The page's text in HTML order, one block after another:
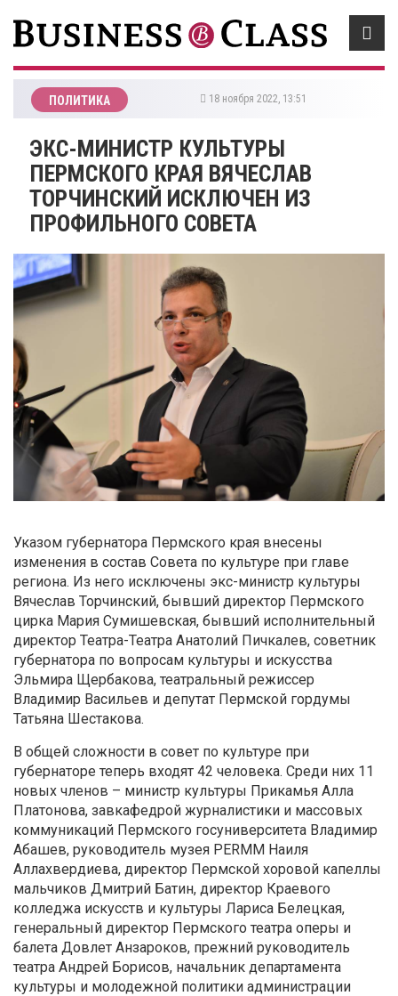
ПОЛИТИКА 18 ноября 2022, 13:51
​ЭКС-МИНИСТР КУЛЬТУРЫ
ПЕРМСКОГО КРАЯ ВЯЧЕСЛАВ
ТОРЧИНСКИЙ ИСКЛЮЧЕН ИЗ
ПРОФИЛЬНОГО СОВЕТА
Указом губернатора Пермского края внесены
изменения в состав Совета по культуре при главе
региона. Из него исключены экс-министр культуры
Вячеслав Торчинский, бывший директор Пермского
цирка Мария Сумишевская, бывший исполнительный
директор Театра-Театра Анатолий Пичкалев, советник
губернатора по вопросам культуры и искусства
Эльмира Щербакова, театральный режиссер
Владимир Васильев и депутат Пермской гордумы
Татьяна Шестакова.
В общей сложности в совет по культуре при
губернаторе теперь входят 42 человека. Среди них 11
новых членов – министр культуры Прикамья Алла
Платонова, завкафедрой журналистики и массовых
коммуникаций Пермского госуниверситета Владимир
Абашев, руководитель музея PERMM Наиля
Аллахвердиева, директор Пермской хоровой капеллы
мальчиков Дмитрий Батин, директор Краевого
колледжа искусств и культуры Лариса Белецкая,
генеральный директор Пермского театра оперы и
балета Довлет Анзароков, прежний руководитель
театра Андрей Борисов, начальник департамента
культуры и молодежной политики администрации